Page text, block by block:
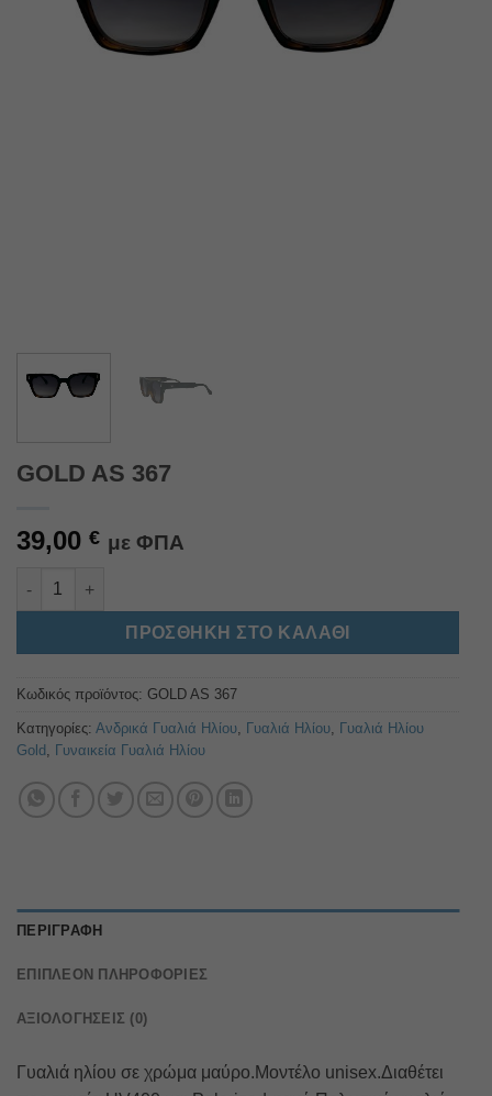
GOLD AS 367
39,00 € με ΦΠΑ
GOLD AS 367 ποσότητα
ΠΡΟΣΘΉΚΗ ΣΤΟ ΚΑΛΆΘΙ
Alternative:
Κωδικός προϊόντος: GOLD AS 367
Κατηγορίες: Ανδρικά Γυαλιά Ηλίου, Γυαλιά Ηλίου, Γυαλιά Ηλίου
Gold , Γυναικεία Γυαλιά Ηλίου
ΠΕΡΙΓΡΑΦΉ
ΕΠΙΠΛΈΟΝ ΠΛΗΡΟΦΟΡΊΕΣ
ΑΞΙΟΛΟΓΉΣΕΙΣ (0)
Γυαλιά ηλίου σε χρώμα μαύρο.Μοντέλο unisex.Διαθέτει